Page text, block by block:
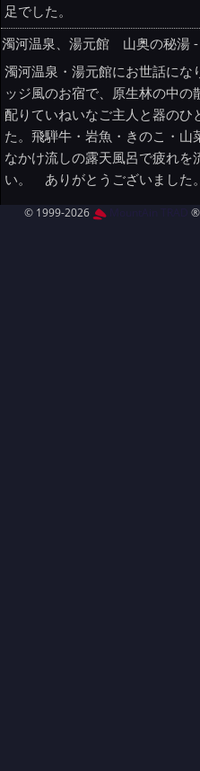
足でした。
濁河温泉、湯元館 山奥の秘湯
濁河温泉・湯元館にお世話に
ッジ風のお宿で、原生林の中
配りていねいなご主人と器の
た。飛騨牛・岩魚・きのこ・
なかけ流しの露天風呂で疲れ
い。 ありがとうございました。
© 1999-2026 MountAin TRAD ®